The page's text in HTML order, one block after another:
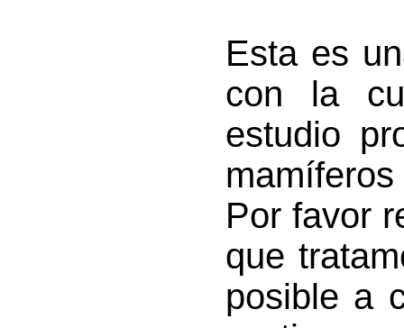
Esta es
con la
estudio
Por favor
que
posible a